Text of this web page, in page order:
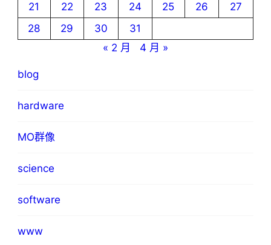
21
22 23 24 25 26
27
28
29 30
31
« 2 月
4 月 »
blog
hardware
MO群像
science
software
www